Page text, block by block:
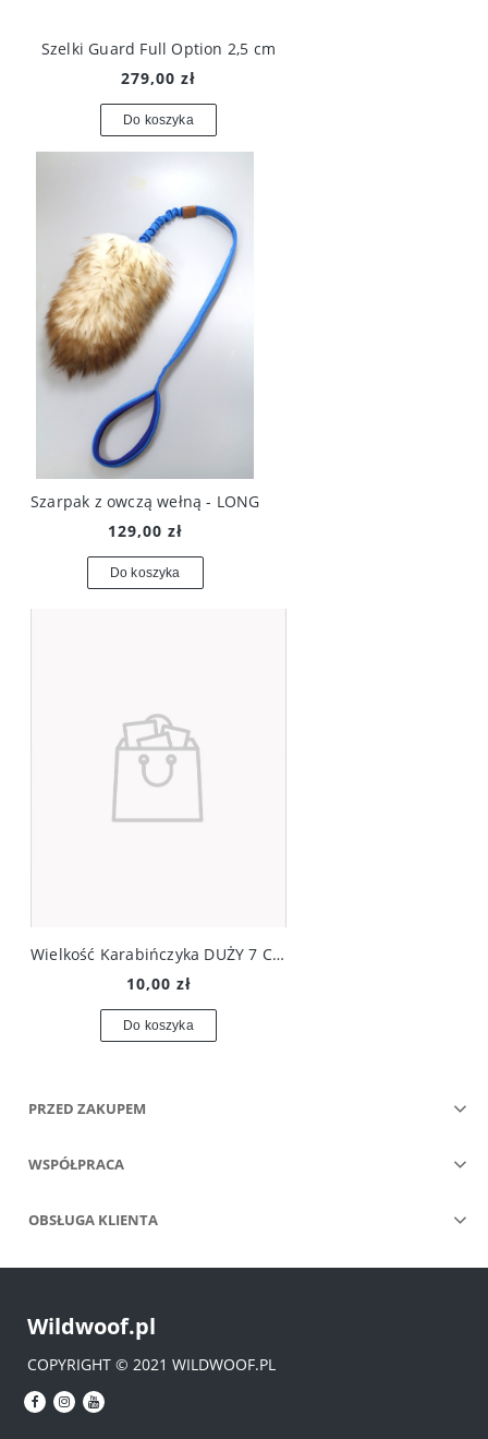
Szelki Guard Full Option 2,5 cm
279,00 zł
Do koszyka
Szarpak z owczą wełną - LONG
129,00 zł
Do koszyka
Wielkość Karabińczyka DUŻY 7 CM
10,00 zł
Do koszyka
PRZED ZAKUPEM
WSPÓŁPRACA
OBSŁUGA KLIENTA
Wildwoof.pl
COPYRIGHT © 2021 WILDWOOF.PL